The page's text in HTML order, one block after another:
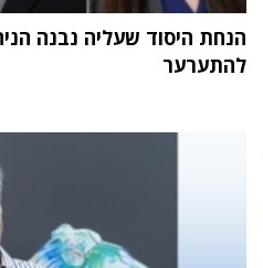
הנחת היסוד שעליה נבנה
להתערער